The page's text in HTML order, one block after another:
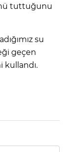
tuttuğunu
su
geçen
kullandı.